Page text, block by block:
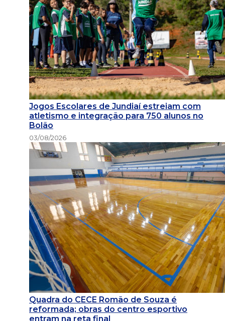
Jogos Escolares de Jundiaí estreiam com
atletismo e integração para 750 alunos no
Bolão
03/08/2026
Quadra do CECE Romão de Souza é
reformada; obras do centro esportivo
entram na reta final